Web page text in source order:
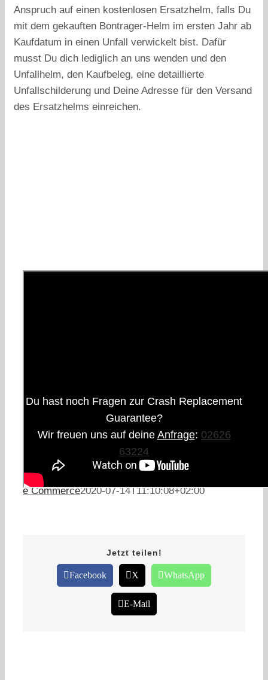
Anspruch auf einen kostenlosen Ersatzhelm, falls Du
mit dem gekauften Bontrager-Helm im ersten Jahr ab
Kaufdatum in einen Unfall verwickelt bist. Dafür
musst Du dich lediglich an uns wenden und den
Unfallhelm, den Kaufbeleg, eine detaillierte
Unfallschilderung und Deine Adresse für den Versand
des Ersatzhelms einreichen.
Du hast noch Fragen zur Crash Replacement
Guarantee?
Wir freuen uns auf deine Anfrage: 02626
63224
e Commerce2020-07-14T11:10:08+02:00
Jetzt teilen!
Facebook X WhatsApp
E-Mail